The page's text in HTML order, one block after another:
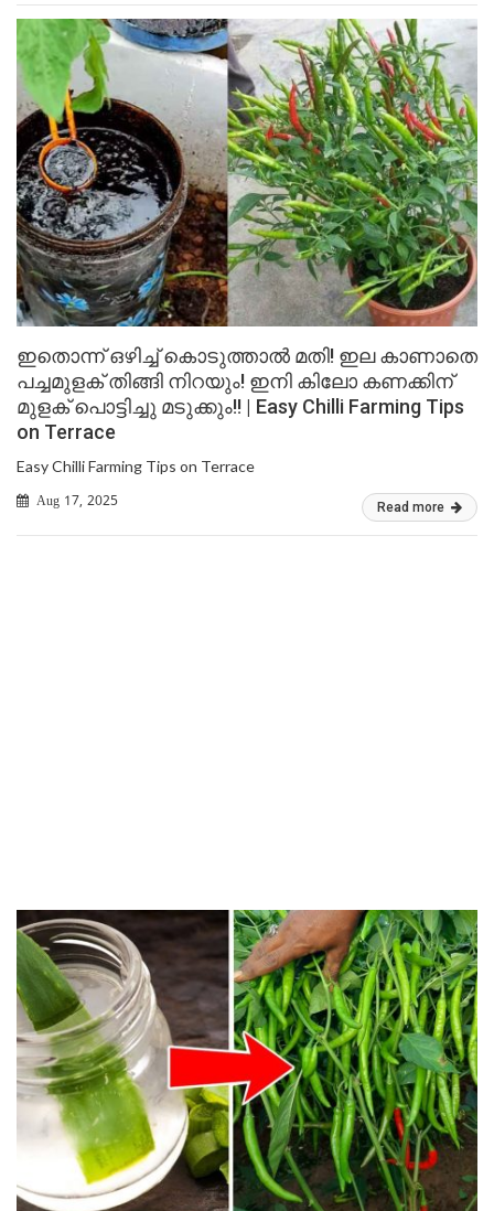
ഇതൊന്ന് ഒഴിച്ച് കൊടുത്താൽ മതി! ഇല കാണാതെ
പച്ചമുളക് തിങ്ങി നിറയും! ഇനി കിലോ കണക്കിന്
മുളക് പൊട്ടിച്ചു മടുക്കും!! | Easy Chilli Farming Tips
on Terrace
Easy Chilli Farming Tips on Terrace
Aug 17, 2025 Read more